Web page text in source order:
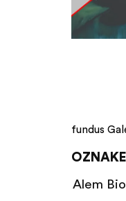
fundus
OZNAKE
Alem